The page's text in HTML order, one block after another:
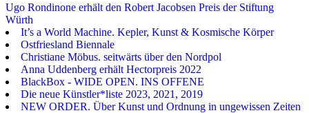
Ugo Rondinone erhält den Robert Jacobsen Preis der Stiftung
Würth
It’s a World Machine. Kepler, Kunst & Kosmische Körper
Ostfriesland Biennale
Christiane Möbus. seitwärts über den Nordpol
Anna Uddenberg erhält Hectorpreis 2022
BlackBox - WIDE OPEN. INS OFFENE
Die neue Künstler*liste 2023, 2021, 2019
NEW ORDER. Über Kunst und Ordnung in ungewissen Zeiten